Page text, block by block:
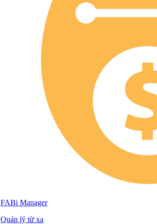
FABi Manager
Quản lý từ xa